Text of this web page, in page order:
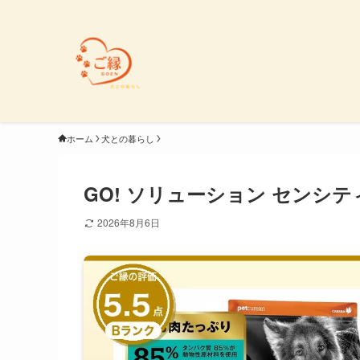
ホーム 犬との暮らし
GO! ソリューション センシ
2026年8月6日